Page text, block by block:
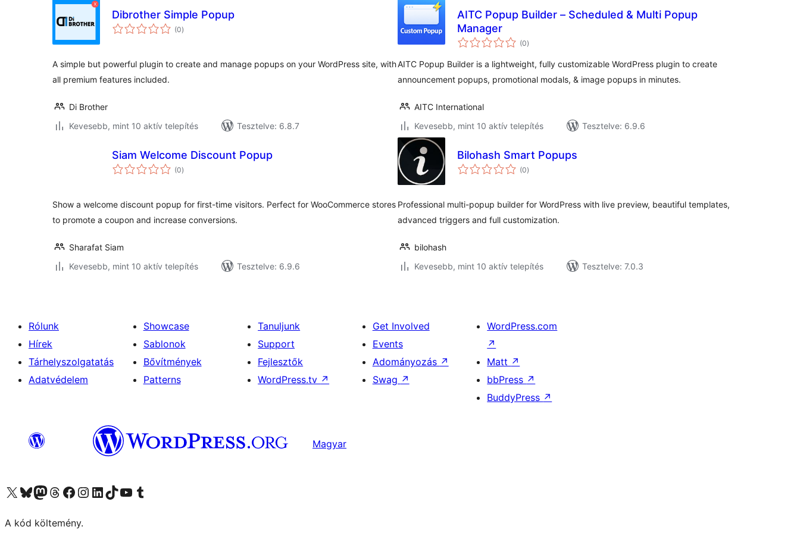
Dibrother Simple Popup
(0értékelés
összesen
)
A simple but powerful plugin to create and manage popups on your WordPress site, with
all premium features included.
Di Brother
Kevesebb, mint 10 aktív telepítés
Tesztelve: 6.8.7
AITC Popup Builder – Scheduled & Multi Popup
Manager
(0értékelés
összesen
)
AITC Popup Builder is a lightweight, fully customizable WordPress plugin to create
announcement popups, promotional modals, & image popups in minutes.
AITC International
Kevesebb, mint 10 aktív telepítés
Tesztelve: 6.9.6
Siam Welcome Discount Popup
(0értékelés
összesen
)
Show a welcome discount popup for first-time visitors. Perfect for WooCommerce stores
to promote a coupon and increase conversions.
Sharafat Siam
Kevesebb, mint 10 aktív telepítés
Tesztelve: 6.9.6
Bilohash Smart Popups
(0értékelés
összesen
)
Professional multi-popup builder for WordPress with live preview, beautiful templates,
advanced triggers and full customization.
bilohash
Kevesebb, mint 10 aktív telepítés
Tesztelve: 7.0.3
Rólunk
Hírek
Tárhelyszolgatatás
Adatvédelem
Showcase
Sablonok
Bővítmények
Patterns
Tanuljunk
Support
Fejlesztők
WordPress.tv ↗
Get Involved
Events
Adományozás ↗
Swag ↗
WordPress.com
↗
Matt ↗
bbPress ↗
BuddyPress ↗
Magyar
Visit our X (formerly Twitter) account
Visit our Bluesky account
Twitter csatornánk
Visit our Threads account
Facebook oldalunk megtekintése
Visit our Instagram account
Visit our LinkedIn account
Visit our TikTok account
Visit our YouTube channel
Visit our Tumblr account
A kód költemény.